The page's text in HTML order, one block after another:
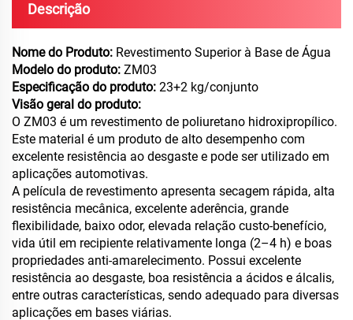
Descrição
Nome do Produto: Revestimento Superior à Base de Água
Modelo do produto: ZM03
Especificação do produto: 23+2 kg/conjunto
Visão geral do produto:
O ZM03 é um revestimento de poliuretano hidroxipropílico.
Este material é um produto de alto desempenho com
excelente resistência ao desgaste e pode ser utilizado em
aplicações automotivas.
A película de revestimento apresenta secagem rápida, alta
resistência mecânica, excelente aderência, grande
flexibilidade, baixo odor, elevada relação custo-benefício,
vida útil em recipiente relativamente longa (2–4 h) e boas
propriedades anti-amarelecimento. Possui excelente
resistência ao desgaste, boa resistência a ácidos e álcalis,
entre outras características, sendo adequado para diversas
aplicações em bases viárias.